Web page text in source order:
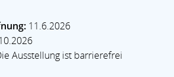
11.6.2026
Ausstellung ist barrierefrei